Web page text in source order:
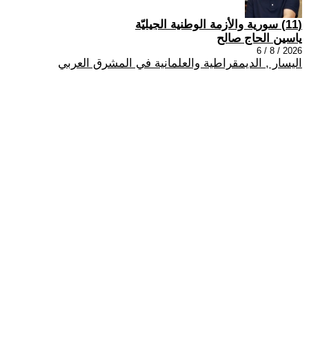
(11) سورية والأزمة الوطنية الجيليّة
ياسين الحاج صالح
2026 / 8 / 6
اليسار , الديمقراطية والعلمانية في المشرق العربي